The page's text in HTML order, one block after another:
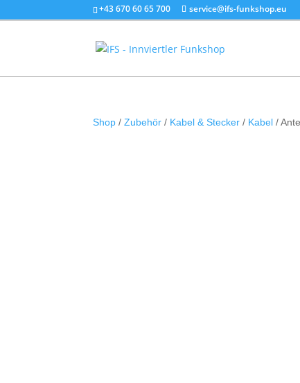
+43 670 60 65 700 service@ifs-funkshop.eu
Shop /Zubehör / Kabel & Stecker / Kabel /